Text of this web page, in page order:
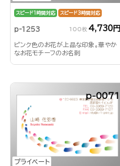
スピード1時間対応 スピード3時間対応
p-1253 100枚 4,730円
ピンク色のお花が上品な印象。華やか
なお花モチーフのお名刺
プライベート
p-0071